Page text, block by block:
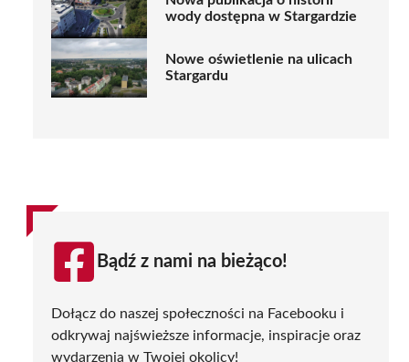
wody dostępna w Stargardzie
Nowe oświetlenie na ulicach
Stargardu
Bądź z nami na bieżąco!
Dołącz do naszej społeczności na Facebooku i
odkrywaj najświeższe informacje, inspiracje oraz
wydarzenia w Twojej okolicy!